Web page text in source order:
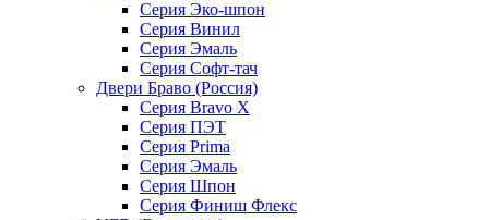
Серия Эко-шпон
Серия Винил
Серия Эмаль
Серия Софт-тач
Двери Браво (Россия)
Серия Bravo X
Серия ПЭТ
Серия Prima
Серия Эмаль
Серия Шпон
Серия Финиш Флекс